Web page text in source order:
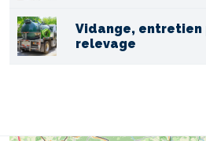
Vidange, entretien
relevage